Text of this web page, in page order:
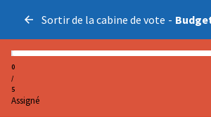
Sortir de la cabine de vote -
0
/
5
Assigné